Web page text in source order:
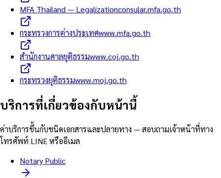
MFA Thailand — Legalizationconsular.mfa.go.th
กระทรวงการต่างประเทศwww.mfa.go.th
สำนักงานศาลยุติธรรมwww.coj.go.th
กระทรวงยุติธรรมwww.moj.go.th
บริการที่เกี่ยวข้องกับหน้านี้
ค่าบริการขึ้นกับชนิดเอกสารและปลายทาง — สอบถามเจ้าหน้าที่ทาง
โทรศัพท์ LINE หรืออีเมล
Notary Public